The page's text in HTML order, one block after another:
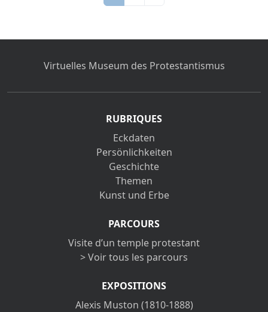
Virtuelles Museum des Protestantismus
RUBRIQUES
Eckdaten
Persönlichkeiten
Geschichte
Themen
Kunst und Erbe
PARCOURS
Visite d’un temple protestant
> Voir tous les parcours
EXPOSITIONS
Alexis Muston (1810-1888)